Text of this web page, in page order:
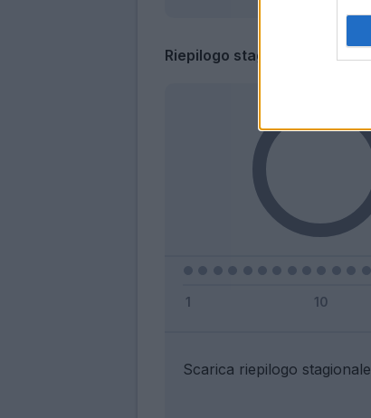
Riepilogo stagione
Scarica riepilogo stagionale